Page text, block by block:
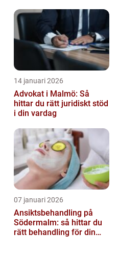
14 januari 2026
Advokat i Malmö: Så
hittar du rätt juridiskt stöd
i din vardag
07 januari 2026
Ansiktsbehandling på
Södermalm: så hittar du
rätt behandling för din